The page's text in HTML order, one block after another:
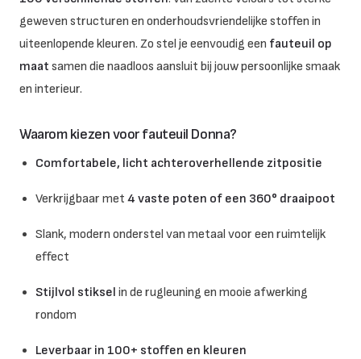
geweven structuren en onderhoudsvriendelijke stoffen in
uiteenlopende kleuren. Zo stel je eenvoudig een fauteuil op
maat samen die naadloos aansluit bij jouw persoonlijke smaak
en interieur.
Waarom kiezen voor fauteuil Donna?
Comfortabele, licht achteroverhellende zitpositie
Verkrijgbaar met 4 vaste poten of een 360° draaipoot
Slank, modern onderstel van metaal voor een ruimtelijk
effect
Stijlvol stiksel in de rugleuning en mooie afwerking
rondom
Leverbaar in 100+ stoffen en kleuren